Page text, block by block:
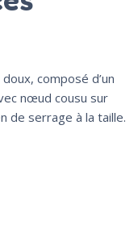
composé d’un
nœud cousu sur
de serrage à la taille.